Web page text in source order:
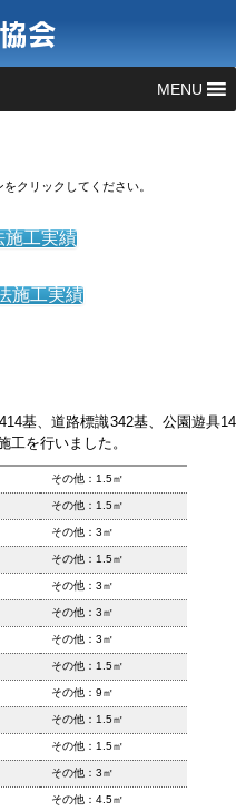
会
MENU
クリックしてください。
施工実績
施工実績
基、道路標識342基、公園遊具14
工を行いました。
その他：1.5㎡
その他：1.5㎡
その他：3㎡
その他：1.5㎡
その他：3㎡
その他：3㎡
その他：3㎡
その他：1.5㎡
その他：9㎡
その他：1.5㎡
その他：1.5㎡
その他：3㎡
その他：4.5㎡